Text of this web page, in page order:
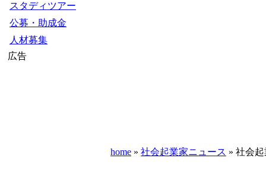
スタディツアー
公募・助成金
人材募集
広告
home » 社会起業家ニュース » 社会